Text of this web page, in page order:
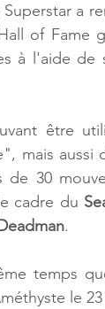
a
of Fame
à l'aide de
être
mais aussi
de 30
cadre du
.
temps
le